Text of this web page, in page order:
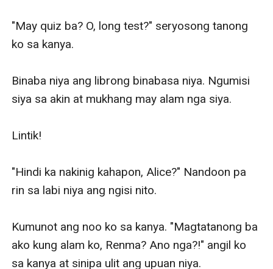
"May quiz ba? O, long test?" seryosong tanong
ko sa kanya.
Binaba niya ang librong binabasa niya. Ngumisi
siya sa akin at mukhang may alam nga siya.
Lintik!
"Hindi ka nakinig kahapon, Alice?" Nandoon pa
rin sa labi niya ang ngisi nito.
Kumunot ang noo ko sa kanya. "Magtatanong ba
ako kung alam ko, Renma? Ano nga?!" angil ko
sa kanya at sinipa ulit ang upuan niya.